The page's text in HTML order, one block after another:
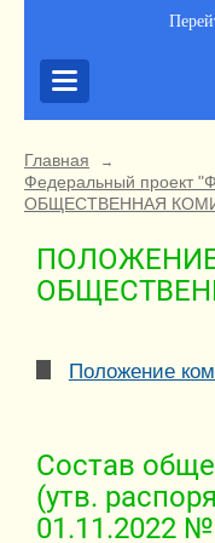
Главная →
Федеральный проект
ОБЩЕСТВЕННАЯ
Положение
Состав
(утв.
01.11.2022